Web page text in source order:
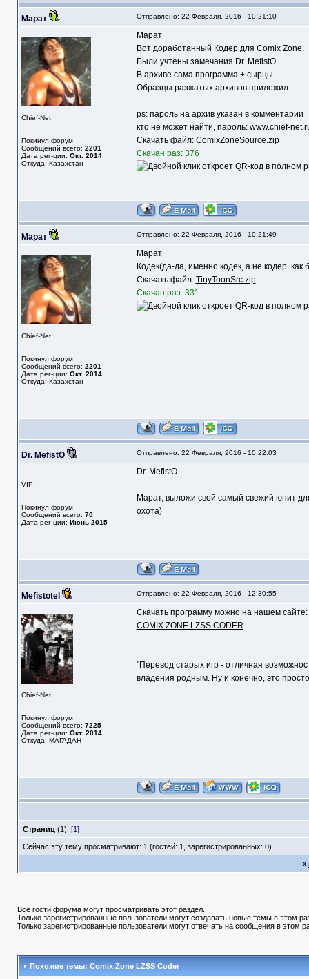
Марат Отправлено: 22 Февраля, 2016 - 10:21:10
Chief-Net
Покинул форум
Сообщений всего: 2201
Дата рег-ции: Окт. 2014
Откуда: Казахстан
Марат
Вот доработанный Кодер для Comix Zone.
Были учтены замечания Dr. MefistO.
В архиве сама программа + сырцы.
Образцы разжатых архивов приложил.
ps: пароль на архив указан в комментарии
кто не может найти, пароль: www.chief-
Скачать файл: ComixZoneSource.zip
Скачан раз: 376
Марат Отправлено: 22 Февраля, 2016 - 10:21:49
Chief-Net
Покинул форум
Сообщений всего: 2201
Дата рег-ции: Окт. 2014
Откуда: Казахстан
Марат
Кодек(да-да, именно кодек, а не кодер,
Скачать файл: TinyToonSrc.zip
Скачан раз: 331
Dr. MefistO Отправлено: 22 Февраля, 2016 - 10:22:03
VIP
Покинул форум
Сообщений всего: 70
Дата рег-ции: Июнь 2015
Dr. MefistO
Марат, выложи свой самый свежий юнит
охота)
Mefistotel Отправлено: 22 Февраля, 2016 - 12:30:55
Chief-Net
Покинул форум
Сообщений всего: 7225
Дата рег-ции: Окт. 2014
Откуда: МАГАДАН
Скачать программу можно на нашем сайте:
COMIX ZONE LZSS CODER
-----
"Перевод старых игр - отличная
владения родным. Ну и конечно, это
Страниц (1): [1]
Сейчас эту тему просматривают: 1 (гостей: 1, зарегистрированных: 0)
«
Все гости форума могут просматривать этот раздел.
Только зарегистрированные пользователи могут создавать новые темы в этом
Только зарегистрированные пользователи могут отвечать на сообщения в этом
Похожие темы: Comix Zone LZSS Coder